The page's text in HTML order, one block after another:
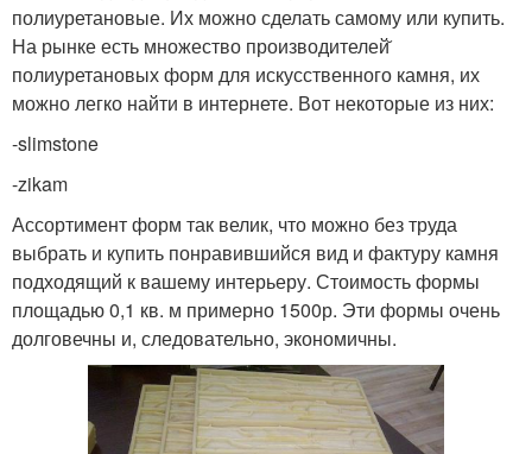
полиуретановые. Их можно сделать самому или купить.
На рынке есть множество производителей̆
полиуретановых форм для искусственного камня, их
можно легко найти в интернете. Вот некоторые из них:
-slimstone
-zikam
Ассортимент форм так велик, что можно без труда
выбрать и купить понравившийся вид и фактуру камня
подходящий к вашему интерьеру. Стоимость формы
площадью 0,1 кв. м примерно 1500р. Эти формы очень
долговечны и, следовательно, экономичны.